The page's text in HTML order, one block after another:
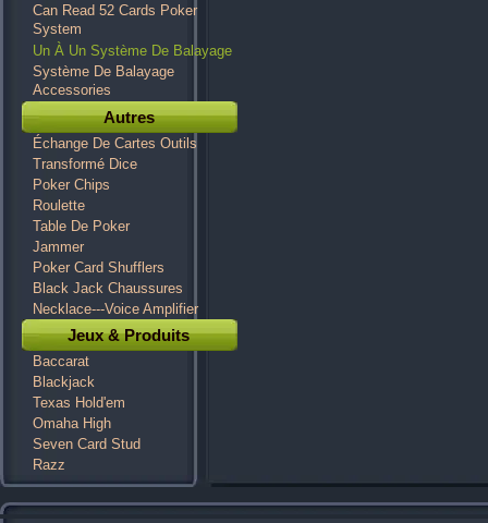
Can Read 52 Cards Poker
System
Un À Un Système De Balayage
Système De Balayage
Accessories
Autres
Échange De Cartes Outils
Transformé Dice
Poker Chips
Roulette
Table De Poker
Jammer
Poker Card Shufflers
Black Jack Chaussures
Necklace---Voice Amplifier
Jeux & Produits
Baccarat
Blackjack
Texas Hold'em
Omaha High
Seven Card Stud
Razz